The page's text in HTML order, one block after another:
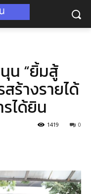
น “ยิ้มสู้
ร้างรายได้
ได้ยิน
0
1419